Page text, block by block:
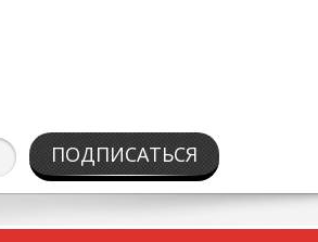
ПОДПИСАТЬСЯ